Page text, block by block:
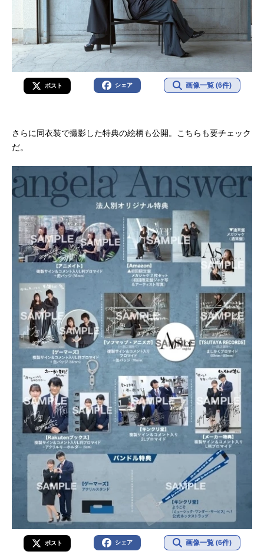
ポスト シェア 画像一覧 (6件)
さらに同衣装で撮影した特典の絵柄も公開。こちらも要チェック
だ。
ポスト シェア 画像一覧 (6件)